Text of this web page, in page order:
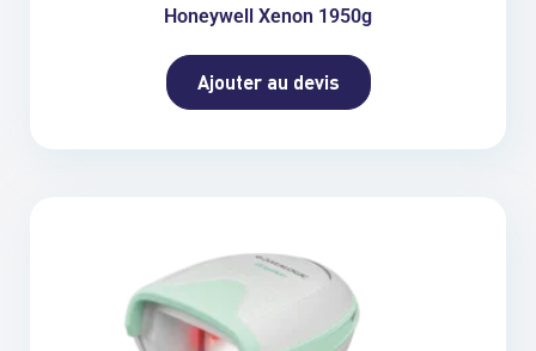
Honeywell Xenon 1950g
Ajouter au devis